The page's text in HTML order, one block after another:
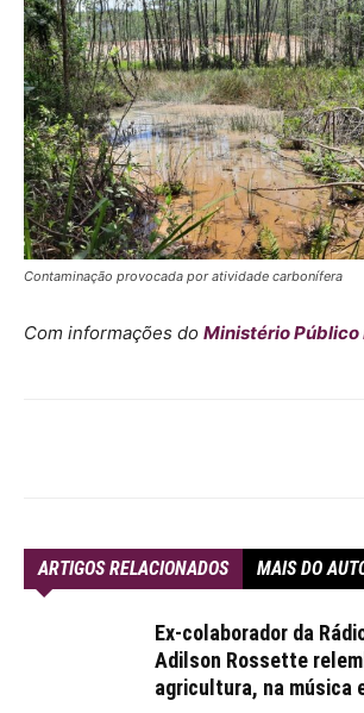
Contaminação provocada por atividade carbonífera
Com informações do Ministério Público
ARTIGOS RELACIONADOS MAIS DO
Ex-colaborador da
Adilson Rossette
agricultura, na música